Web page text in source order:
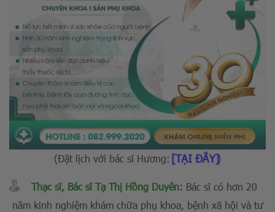
(Đặt lịch với bác sĩ Hương: [TẠI ĐÂY])
Thạc sĩ, Bác sĩ Tạ Thị Hồng Duyên: Bác sĩ có hơn 20
năm kinh nghiệm khám chữa phụ khoa, bệnh xã hội và tư